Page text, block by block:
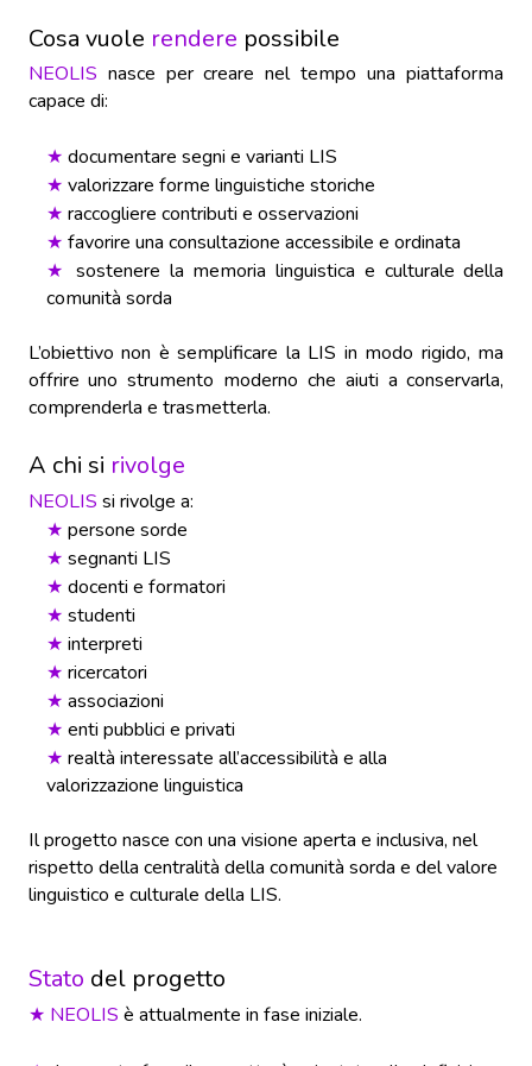
Cosa vuole rendere possibile
NEOLIS nasce per creare nel tempo una piattaforma
capace di:
★ documentare segni e varianti LIS
★ valorizzare forme linguistiche storiche
★ raccogliere contributi e osservazioni
★ favorire una consultazione accessibile e ordinata
★
sostenere la memoria linguistica e culturale della
comunità sorda
L’obiettivo non è semplificare la LIS in modo rigido, ma
offrire uno strumento moderno che aiuti a conservarla,
comprenderla e trasmetterla.
A chi si rivolge
NEOLIS si rivolge a:
★ persone sorde
★ segnanti LIS
★ docenti e formatori
★ studenti
★ interpreti
★ ricercatori
★ associazioni
★ enti pubblici e privati
★ realtà interessate all’accessibilità e alla
valorizzazione linguistica
Il progetto nasce con una visione aperta e inclusiva, nel
rispetto della centralità della comunità sorda e del valore
linguistico e culturale della LIS.
Stato del progetto
★ NEOLIS è attualmente in fase iniziale.